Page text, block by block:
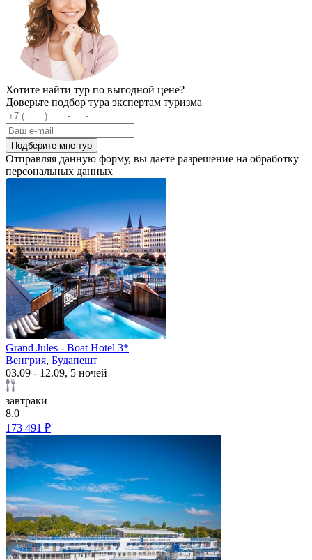
Хотите найти тур по выгодной цене?
Доверьте подбор тура экспертам туризма
Подберите мне тур
Отправляя данную форму, вы даете разрешение на обработку
персональных данных
Grand Jules - Boat Hotel 3*
Венгрия, Будапешт
03.09 - 12.09, 5 ночей
завтраки
8.0
173 491 ₽